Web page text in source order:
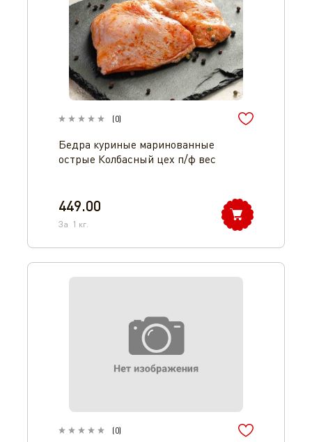
(0)
Бедра куриные маринованные
острые Колбасный цех п/ф вес
449.00
За 1 кг.
(0)